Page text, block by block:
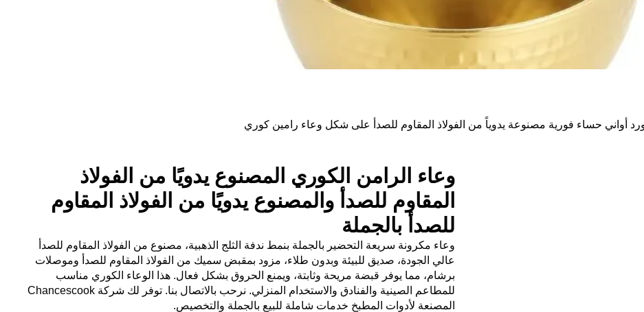
أواني حساء فورية مصنوعة يدوياً من الفولاذ المقاوم للصدأ على شكل وعاء رامين كوري
وعاء الرامن الكوري المصنوع يدويًا من الفولاذ
المقاوم للصدأ والمصنوع يدويًا من الفولاذ المقاوم
للصدأ بالجملة
وعاء مكرونة سريعة التحضير بالجملة بنمط ندفة الثلج الذهبية، مصنوع من الفولاذ المقاوم للصدأ
عالي الجودة، صديق للبيئة وبدون طلاء، مزود بمقبض سميك من الفولاذ المقاوم للصدأ وموصلات
برشام، مما يوفر قبضة مريحة وثابتة، ويمنع الحروق بشكل فعال. هذا الوعاء الكوري مناسب
للمطاعم الصينية والفنادق والاستخدام المنزلي. نرحب بالاتصال بنا. توفر لك شركة Chancescook
المصنعة لأدوات المطبخ خدمات شاملة للبيع بالجملة والتخصيص.